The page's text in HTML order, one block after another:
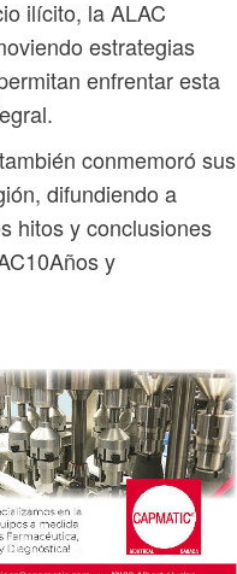
ilícito, la ALAC
estrategias
enfrentar esta
conmemoró sus
difundiendo a
hitos y conclusiones
y